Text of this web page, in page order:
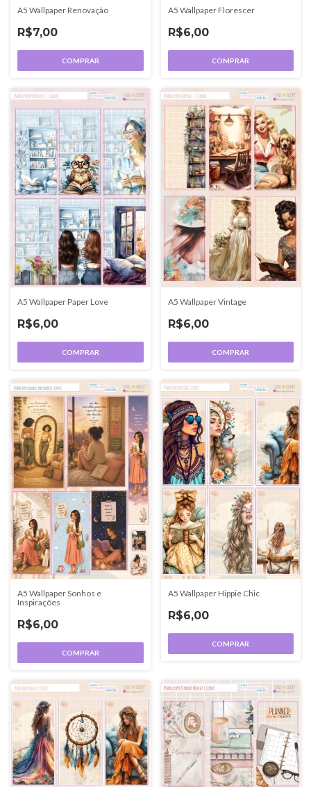
A5 Wallpaper Renovação
R$7,00
COMPRAR
A5 Wallpaper Florescer
R$6,00
COMPRAR
A5 Wallpaper Paper Love
R$6,00
COMPRAR
A5 Wallpaper Vintage
R$6,00
COMPRAR
A5 Wallpaper Sonhos e
Inspirações
R$6,00
COMPRAR
A5 Wallpaper Hippie Chic
R$6,00
COMPRAR